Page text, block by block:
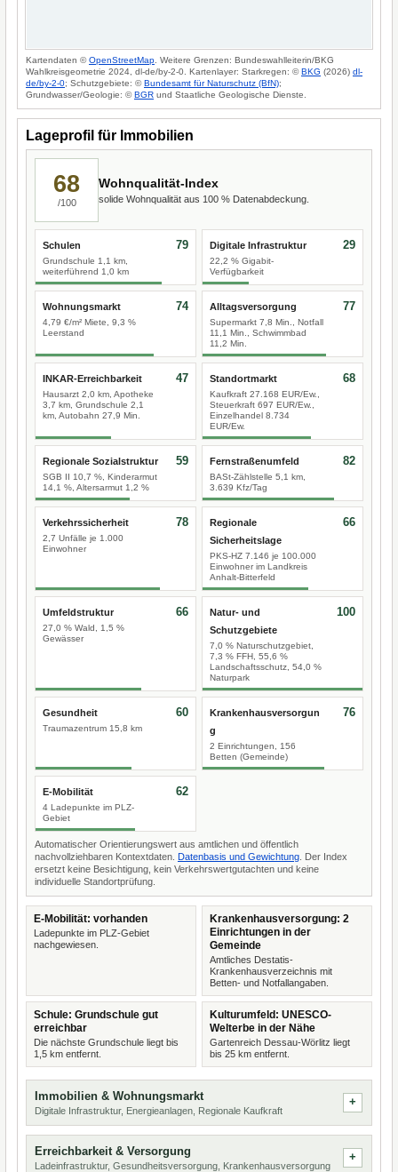
Kartendaten ©OpenStreetMap . Weitere Grenzen: Bundeswahlleiterin/BKG
Wahlkreisgeometrie 2024, dl-de/by-2-0. Kartenlayer: Starkregen: ©BKG (2026) dl-
de/by-2-0; Schutzgebiete: ©Bundesamt für Naturschutz (BfN);
Grundwasser/Geologie: ©BGR und Staatliche Geologische Dienste.
Lageprofil für Immobilien
68
/100
Wohnqualität-Index
solide Wohnqualität aus 100 % Datenabdeckung.
Schulen
Grundschule 1,1 km,
weiterführend 1,0 km
79 Digitale Infrastruktur
22,2 % Gigabit-
Verfügbarkeit
29
Wohnungsmarkt
4,79 €/m² Miete, 9,3 %
Leerstand
74 Alltagsversorgung
Supermarkt 7,8 Min., Notfall
11,1 Min., Schwimmbad
11,2 Min.
77
INKAR-Erreichbarkeit
Hausarzt 2,0 km, Apotheke
3,7 km, Grundschule 2,1
km, Autobahn 27,9 Min.
47 Standortmarkt
Kaufkraft 27.168 EUR/Ew.,
Steuerkraft 697 EUR/Ew.,
Einzelhandel 8.734
EUR/Ew.
68
Regionale Sozialstruktur
SGB II 10,7 %, Kinderarmut
14,1 %, Altersarmut 1,2 %
59 Fernstraßenumfeld
BASt-Zählstelle 5,1 km,
3.639 Kfz/Tag
82
Verkehrssicherheit
2,7 Unfälle je 1.000
Einwohner
78
Regionale
Sicherheitslage
PKS-HZ 7.146 je 100.000
Einwohner im Landkreis
Anhalt-Bitterfeld
66
Umfeldstruktur
27,0 % Wald, 1,5 %
Gewässer
66
Natur- und
Schutzgebiete
7,0 % Naturschutzgebiet,
7,3 % FFH, 55,6 %
Landschaftsschutz, 54,0 %
Naturpark
100
Gesundheit
Traumazentrum 15,8 km
60
Krankenhausversorgun
g
2 Einrichtungen, 156
Betten (Gemeinde)
76
E-Mobilität
4 Ladepunkte im PLZ-
Gebiet
62
Automatischer Orientierungswert aus amtlichen und öffentlich
nachvollziehbaren Kontextdaten. Datenbasis und Gewichtung . Der Index
ersetzt keine Besichtigung, kein Verkehrswertgutachten und keine
individuelle Standortprüfung.
E-Mobilität: vorhanden
Ladepunkte im PLZ-Gebiet
nachgewiesen.
Krankenhausversorgung: 2
Einrichtungen in der
Gemeinde
Amtliches Destatis-
Krankenhausverzeichnis mit
Betten- und Notfallangaben.
Schule: Grundschule gut
erreichbar
Die nächste Grundschule liegt bis
1,5 km entfernt.
Kulturumfeld: UNESCO-
Welterbe in der Nähe
Gartenreich Dessau-Wörlitz liegt
bis 25 km entfernt.
Immobilien & Wohnungsmarkt
Digitale Infrastruktur, Energieanlagen, Regionale Kaufkraft
Erreichbarkeit & Versorgung
Ladeinfrastruktur, Gesundheitsversorgung, Krankenhausversorgung